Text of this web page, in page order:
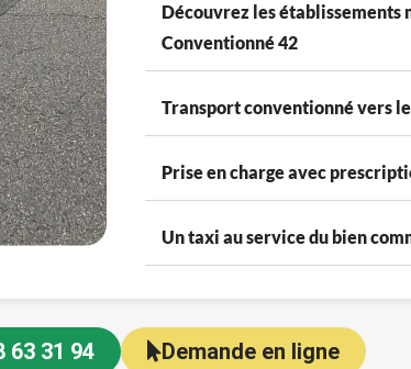
Découvrez les établissements
Conventionné 42
Transport conventionné vers
Prise en charge avec
Un taxi au service du bien
63 31 94 Demande en ligne